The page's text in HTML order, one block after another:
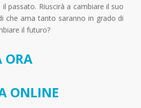
passato. Riuscirà a cambiare il suo
che ama tanto saranno in grado di
il futuro?
ORA
ONLINE